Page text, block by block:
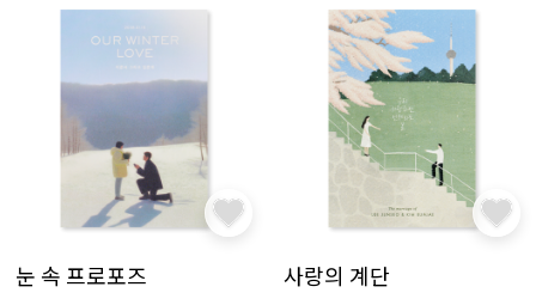
눈 속 프로포즈 사랑의 계단